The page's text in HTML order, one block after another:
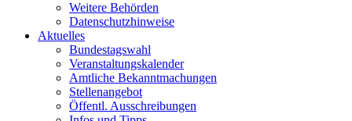
Weitere Behörden
Datenschutzhinweise
Aktuelles
Bundestagswahl
Veranstaltungskalender
Amtliche Bekanntmachungen
Stellenangebot
Öffentl. Ausschreibungen